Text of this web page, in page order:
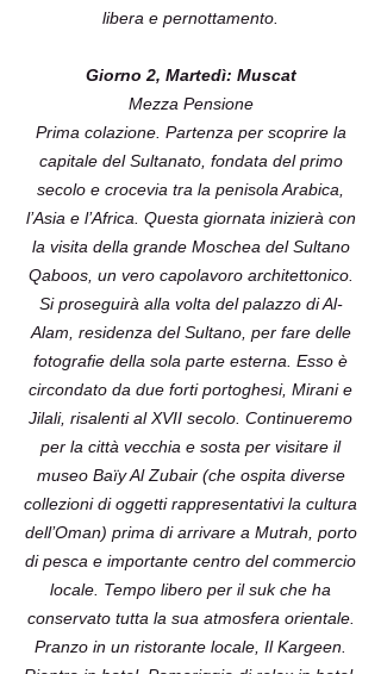
libera e pernottamento.
Giorno 2, Martedì: Muscat
Mezza Pensione
Prima colazione. Partenza per scoprire la
capitale del Sultanato, fondata del primo
secolo e crocevia tra la penisola Arabica,
l’Asia e l’Africa. Questa giornata inizierà con
la visita della grande Moschea del Sultano
Qaboos, un vero capolavoro architettonico.
Si proseguirà alla volta del palazzo di Al-
Alam, residenza del Sultano, per fare delle
fotografie della sola parte esterna. Esso è
circondato da due forti portoghesi, Mirani e
Jilali, risalenti al XVII secolo. Continueremo
per la città vecchia e sosta per visitare il
museo Baïy Al Zubair (che ospita diverse
collezioni di oggetti rappresentativi la cultura
dell’Oman) prima di arrivare a Mutrah, porto
di pesca e importante centro del commercio
locale. Tempo libero per il suk che ha
conservato tutta la sua atmosfera orientale.
Pranzo in un ristorante locale, Il Kargeen.